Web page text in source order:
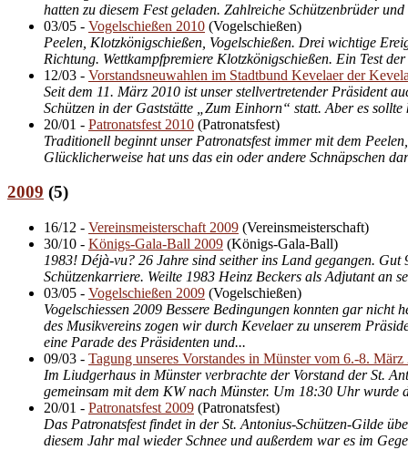
hatten zu diesem Fest geladen. Zahlreiche Schützenbrüder
03/05 - Vogelschießen 2010 (Vogelschießen)
Peelen, Klotzkönigschießen, Vogelschießen. Drei wichtige
Richtung. Wettkampfpremiere Klotzkönigschießen. Ein Test
12/03 - Vorstandsneuwahlen im Stadtbund Kevelaer der
Seit dem 11. März 2010 ist unser stellvertretender Präsident
Schützen in der Gaststätte „Zum Einhorn“ statt. Aber es
20/01 - Patronatsfest 2010 (Patronatsfest)
Traditionell beginnt unser Patronatsfest immer mit dem
Glücklicherweise hat uns das ein oder andere Schnäpschen
2009 (5)
16/12 - Vereinsmeisterschaft 2009 (Vereinsmeisterschaft)
30/10 - Königs-Gala-Ball 2009 (Königs-Gala-Ball)
1983! Déjà-vu? 26 Jahre sind seither ins Land gegangen.
Schützenkarriere. Weilte 1983 Heinz Beckers als Adjutant an
03/05 - Vogelschießen 2009 (Vogelschießen)
Vogelschiessen 2009 Bessere Bedingungen konnten gar
des Musikvereins zogen wir durch Kevelaer zu unserem
eine Parade des Präsidenten und...
09/03 - Tagung unseres Vorstandes in Münster vom 6.-8. März
Im Liudgerhaus in Münster verbrachte der Vorstand der St.
gemeinsam mit dem KW nach Münster. Um 18:30 Uhr wurde
20/01 - Patronatsfest 2009 (Patronatsfest)
Das Patronatsfest findet in der St. Antonius-Schützen-Gilde
diesem Jahr mal wieder Schnee und außerdem war es im